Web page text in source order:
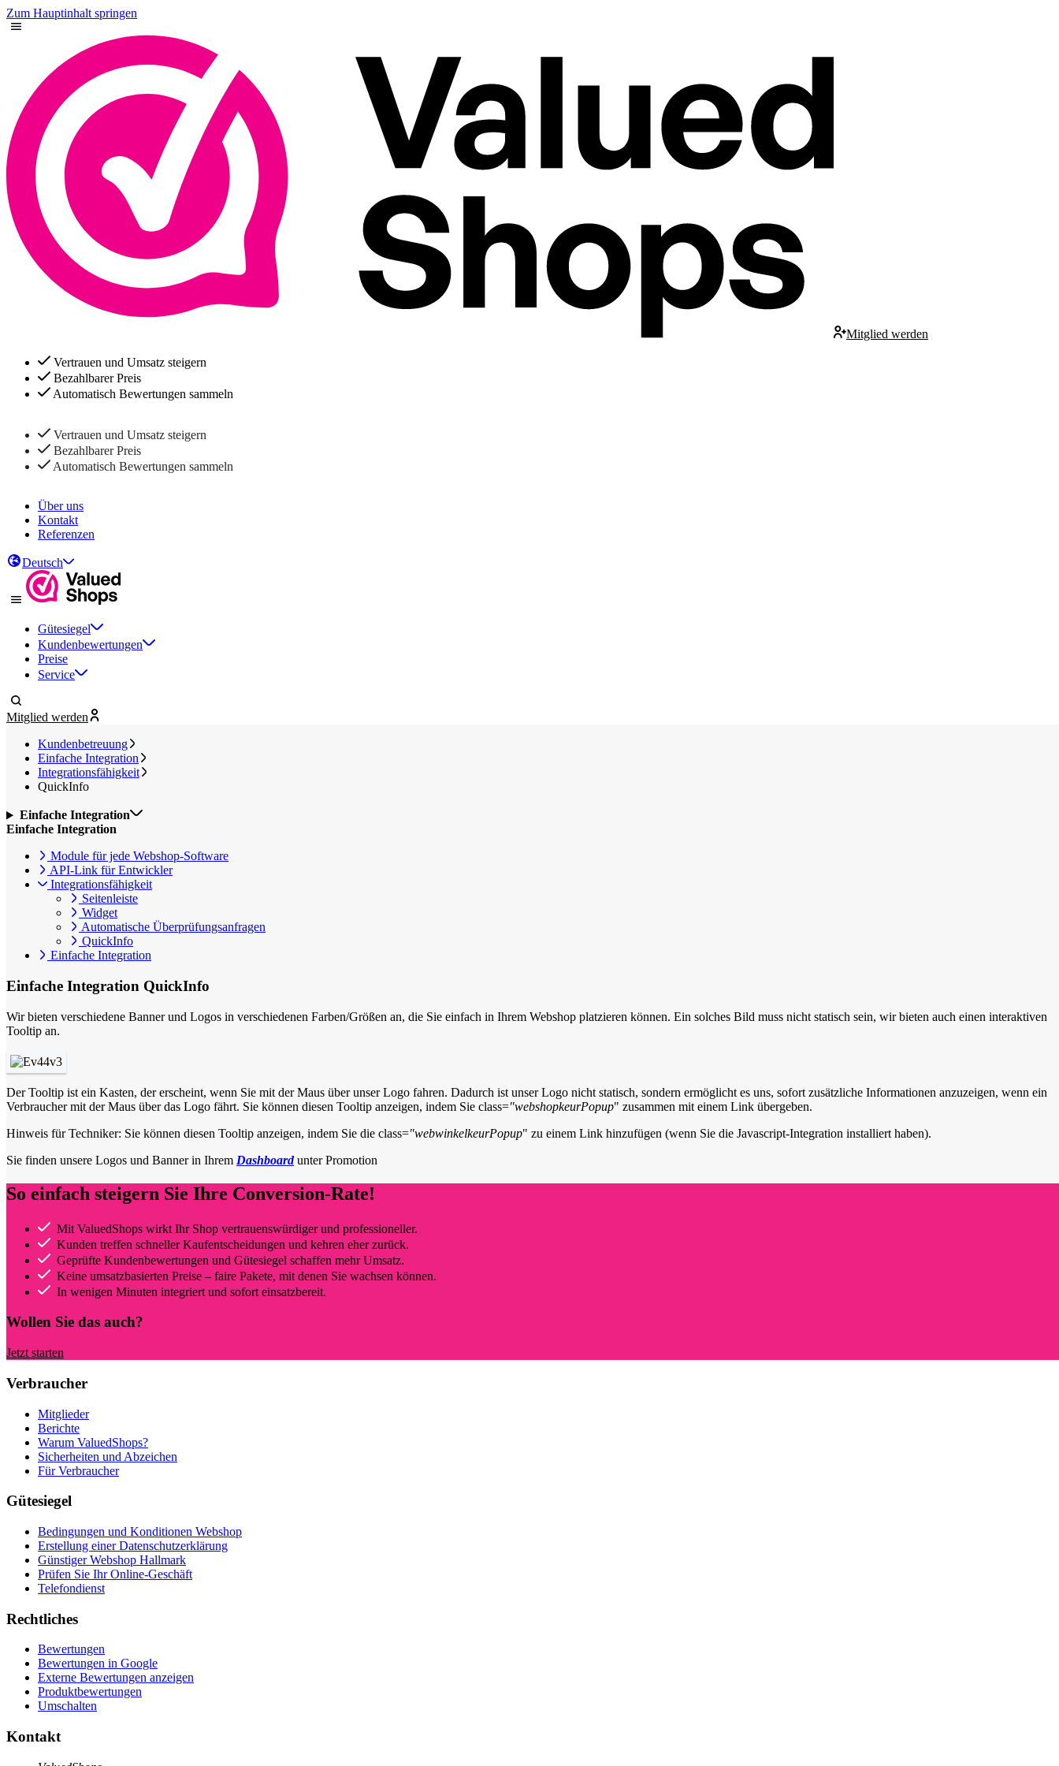
Zum Hauptinhalt springen
Mitglied werden
Vertrauen und Umsatz steigern
Bezahlbarer Preis
Automatisch Bewertungen sammeln
Vertrauen und Umsatz steigern
Bezahlbarer Preis
Automatisch Bewertungen sammeln
Über uns
Kontakt
Referenzen
Deutsch
Gütesiegel
Kundenbewertungen
Preise
Service
Mitglied werden
Kundenbetreuung
Einfache Integration
Integrationsfähigkeit
QuickInfo
Einfache Integration
Einfache Integration
Module für jede Webshop-Software
API-Link für Entwickler
Integrationsfähigkeit
Seitenleiste
Widget
Automatische Überprüfungsanfragen
QuickInfo
Einfache Integration
Einfache Integration QuickInfo
Wir bieten verschiedene Banner und Logos in verschiedenen Farben/Größen an, die Sie einfach in Ihrem Webshop platzieren können. Ein solches Bild muss nicht statisch sein, wir bieten auch einen interaktiven
Tooltip an.
Der Tooltip ist ein Kasten, der erscheint, wenn Sie mit der Maus über unser Logo fahren. Dadurch ist unser Logo nicht statisch, sondern ermöglicht es uns, sofort zusätzliche Informationen anzuzeigen, wenn ein
Verbraucher mit der Maus über das Logo fährt. Sie können diesen Tooltip anzeigen, indem Sie class="webshopkeurPopup" zusammen mit einem Link übergeben.
Hinweis für Techniker: Sie können diesen Tooltip anzeigen, indem Sie die class="webwinkelkeurPopup" zu einem Link hinzufügen (wenn Sie die Javascript-Integration installiert haben).
Sie finden unsere Logos und Banner in Ihrem Dashboardunter Promotion
So einfach steigern Sie Ihre Conversion-Rate!
Mit ValuedShops wirkt Ihr Shop vertrauenswürdiger und professioneller.
Kunden treffen schneller Kaufentscheidungen und kehren eher zurück.
Geprüfte Kundenbewertungen und Gütesiegel schaffen mehr Umsatz.
Keine umsatzbasierten Preise – faire Pakete, mit denen Sie wachsen können.
In wenigen Minuten integriert und sofort einsatzbereit.
Wollen Sie das auch?
Jetzt starten
Verbraucher
Mitglieder
Berichte
Warum ValuedShops?
Sicherheiten und Abzeichen
Für Verbraucher
Gütesiegel
Bedingungen und Konditionen Webshop
Erstellung einer Datenschutzerklärung
Günstiger Webshop Hallmark
Prüfen Sie Ihr Online-Geschäft
Telefondienst
Rechtliches
Bewertungen
Bewertungen in Google
Externe Bewertungen anzeigen
Produktbewertungen
Umschalten
Kontakt